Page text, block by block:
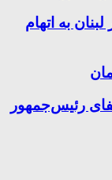
به اتهام
رئیس‌جمهور